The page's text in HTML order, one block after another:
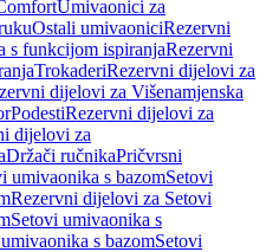
Umivaonici za
Ostali umivaoniciRezervni
s funkcijom ispiranjaRezervni
TrokaderiRezervni dijelovi za
dijelovi za Višenamjenska
PodestiRezervni dijelovi za
dijelovi za
Držači ručnikaPričvrsni
umivaonika s bazomSetovi
Rezervni dijelovi za Setovi
Setovi umivaonika s
s bazomSetovi